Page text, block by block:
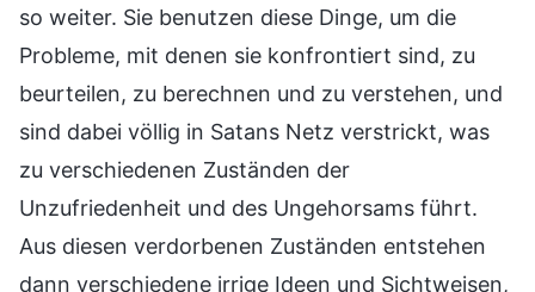
so weiter. Sie benutzen diese Dinge, um die
Probleme, mit denen sie konfrontiert sind, zu
beurteilen, zu berechnen und zu verstehen, und
sind dabei völlig in Satans Netz verstrickt, was
zu verschiedenen Zuständen der
Unzufriedenheit und des Ungehorsams führt.
Aus diesen verdorbenen Zuständen entstehen
dann verschiedene irrige Ideen und Sichtweisen,